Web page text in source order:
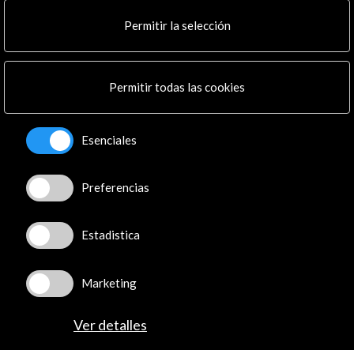
ALERTAS
AC/E
Contacta
info@accioncultural.es
+34 91 700 4000
José Abascal, 4 - 4º
28003 Madrid, España
Canales de contacto
Permitir la selección
Permitir todas las cookies
Esenciales
Preferencias
Estadistica
Marketing
Ver detalles